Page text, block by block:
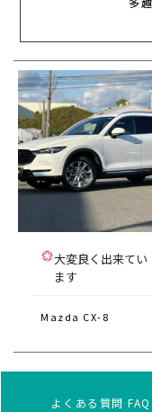
大変良く出来てい
ます
Mazda CX-8
よくある質問 FAQ